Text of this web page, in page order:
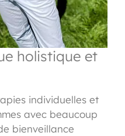
holistique et
individuelles et
avec beaucoup
bienveillance